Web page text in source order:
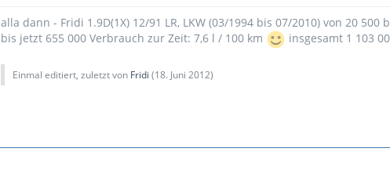
alla dann - Fridi 1.9D(1X) 12/91 LR, LKW (03/1994 bis 07/2010) von 20 500
bis jetzt 655 000 Verbrauch zur Zeit: 7,6 l / 100 km
insgesamt 1 103
Einmal editiert, zuletzt von Fridi (18. Juni 2012)